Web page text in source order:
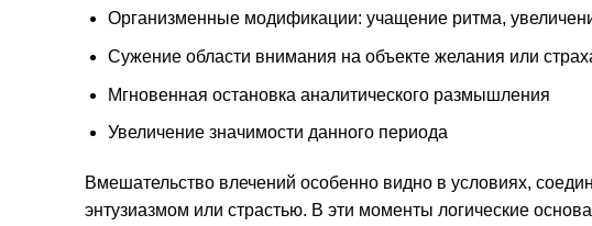
Организменные модификации: учащение ритма,
Сужение области внимания на объекте желания или
Мгновенная остановка аналитического размышления
Увеличение значимости данного периода
Вмешательство влечений особенно видно в условиях,
энтузиазмом или страстью. В эти моменты логические